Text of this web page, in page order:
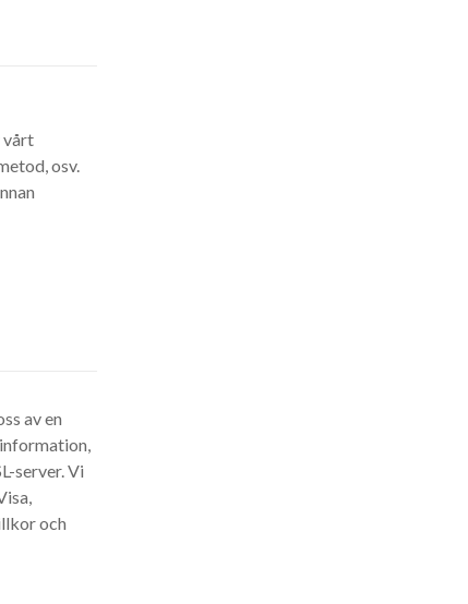
vårt
osv.
av en
server. Vi
och